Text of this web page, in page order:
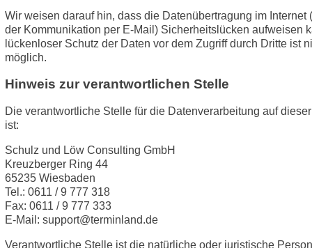
Wir weisen darauf hin, dass die Datenübertragung im Internet
der Kommunikation per E-Mail) Sicherheitslücken aufweisen
lückenloser Schutz der Daten vor dem Zugriff durch Dritte ist
möglich.
Hinweis zur verantwortlichen Stelle
Die verantwortliche Stelle für die Datenverarbeitung auf
ist:
Schulz und Löw Consulting GmbH
Kreuzberger Ring 44
65235 Wiesbaden
Tel.: 0611 / 9 777 318
Fax: 0611 / 9 777 333
E-Mail: support@terminland.de
Verantwortliche Stelle ist die natürliche oder juristische